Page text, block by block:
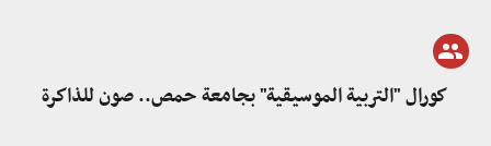
كورال "التربية الموسيقية" بجامعة حمص.. صون للذاكرة